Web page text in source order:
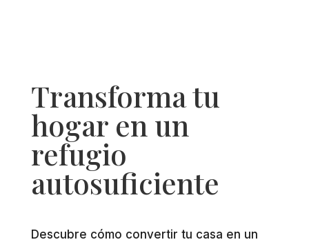
Transforma tu
hogar en un
refugio
autosuficiente
Descubre cómo convertir tu casa en un